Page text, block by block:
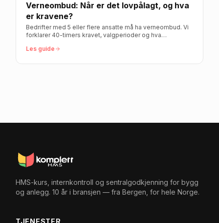
Verneombud: Når er det lovpålagt, og hva
er kravene?
Bedrifter med 5 eller flere ansatte må ha verneombud. Vi
forklarer 40-timers kravet, valgperioder og hva
Les guide
HMS-kurs, internkontroll og sentralgodkjenning for bygg
og anlegg. 10 år i bransjen — fra Bergen, for hele Norge.
TJENESTER